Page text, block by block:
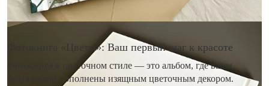
Фотокнига «Цветы»: Ваш первый шаг к красоте
Фотокнига в цветочном стиле — это альбом, где ваши
фотографии дополнены изящным цветочным декором.